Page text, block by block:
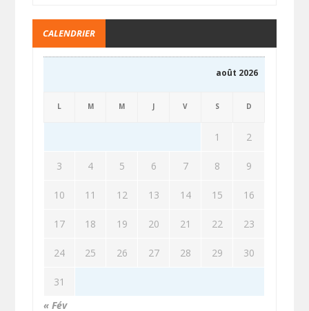
CALENDRIER
août 2026
L M M J V S D
1 2
3 4 5 6 7 8 9
10 11 12 13 14 15 16
17 18 19 20 21 22 23
24 25 26 27 28 29 30
31
« Fév